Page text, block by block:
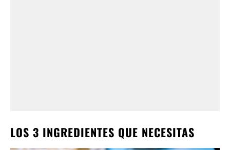
LOS 3 INGREDIENTES QUE NECESITAS